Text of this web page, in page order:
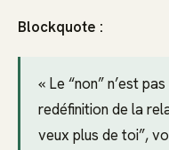
Blockquote :
« Le “non” n’est
redéfinition de la
veux plus de toi”,